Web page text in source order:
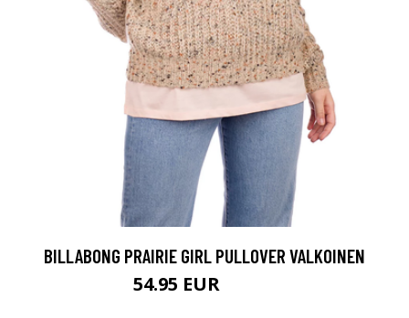
BILLABONG PRAIRIE GIRL PULLOVER VALKOINEN
54.95 EUR